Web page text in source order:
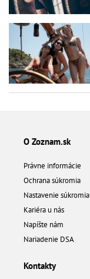
O Zoznam.sk
Právne informácie
Ochrana súkromia
Nastavenie súkromia
Kariéra u nás
Napíšte nám
Nariadenie DSA
Kontakty